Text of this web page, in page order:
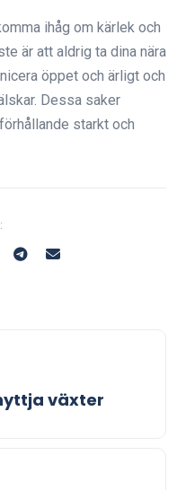
ihåg om kärlek och
är att aldrig ta dina nära
öppet och ärligt och
Dessa saker
starkt och
växter